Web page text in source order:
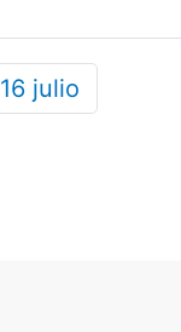
16 julio